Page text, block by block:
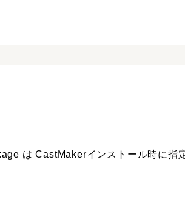
は CastMakerインストール時に指定